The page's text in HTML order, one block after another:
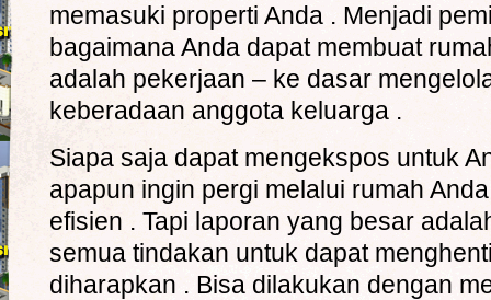
memasuki properti Anda . Menjadi
bagaimana Anda dapat membuat
adalah pekerjaan – ke dasar
keberadaan anggota keluarga .
Siapa saja dapat mengekspos untuk
apapun ingin pergi melalui rumah
efisien . Tapi laporan yang besar
semua tindakan untuk dapat
diharapkan . Bisa dilakukan dengan